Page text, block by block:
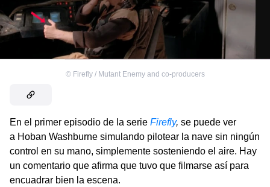
© Firefly / Mutant Enemy and co-producers
En el primer episodio de la serie Firefly, se puede ver
a Hoban Washburne simulando pilotear la nave sin ningún
control en su mano, simplemente sosteniendo el aire. Hay
un comentario que afirma que tuvo que filmarse así para
encuadrar bien la escena.